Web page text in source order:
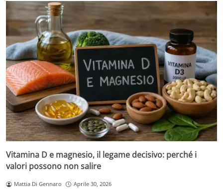
Vitamina D e magnesio, il legame decisivo: perché i
valori possono non salire
Mattia Di Gennaro Aprile 30, 2026